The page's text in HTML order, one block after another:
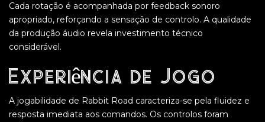
Cada rotação é acompanhada por feedback sonoro
apropriado, reforçando a sensação de controlo. A qualidade
da produção áudio revela investimento técnico
considerável.
Experiência de Jogo
A jogabilidade de Rabbit Road caracteriza-se pela fluidez e
resposta imediata aos comandos. Os controlos foram